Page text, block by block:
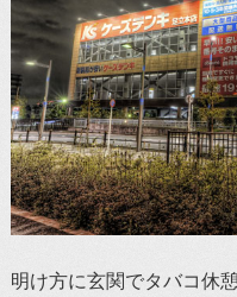
明け方に玄関でタバコ休